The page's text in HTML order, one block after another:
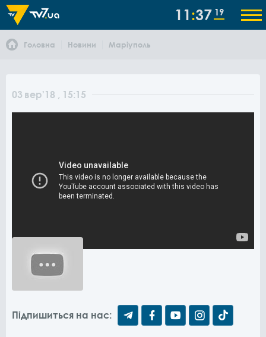
11 37 19
Головна Новини Маріуполь
03 вер'18 , 15:15
Підпишиться на нас: